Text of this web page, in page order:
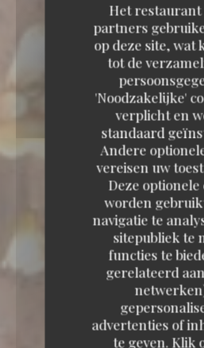
Het
partners
op deze site, wat
tot de
'Noodzakelijke'
verplicht en
standaard
Andere
vereisen uw
Deze optionele
worden
navigatie te
sitepubliek te
functies te
gerelateerd
advertenties of
te geven. Klik